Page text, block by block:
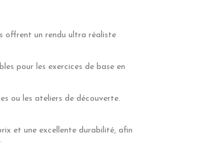
offrent un rendu ultra réaliste
pour les exercices de base en
ou les ateliers de découverte.
et une excellente durabilité, afin